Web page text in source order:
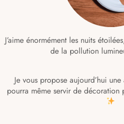
J’aime énormément les nuits
de la pollution
Je vous propose aujourd’hui
pourra même servir de décoration